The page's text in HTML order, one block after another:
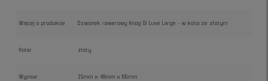
Więcej o produkcie Dzwonek rowerowy Knog Oi Luxe Large - w kolorze złotym
Kolor złoty
Wymiar 15mm x 48mm x 66mm